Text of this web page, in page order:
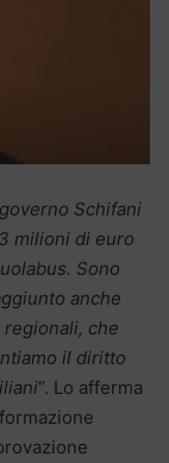
Schifani
milioni di euro
Sono
anche
che
il diritto
“. Lo afferma